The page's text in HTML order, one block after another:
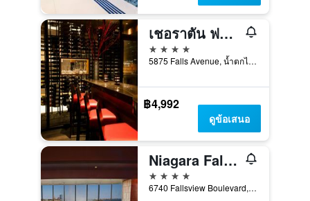
เชอราตัน ฟอลส์วิว โรงแรม
4 ดาว
5875 Falls Avenue, น้ำตกไนแองการ่า, ON, แคนาดา
฿4,992
ดูข้อเสนอ
Niagara Falls Marriott Fallsview Hotel & Spa
4 ดาว
6740 Fallsview Boulevard, น้ำตกไนแองการ่า, ON, แคนาดา